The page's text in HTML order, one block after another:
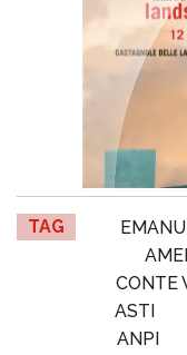
TAG
CONTE
ASTI
ANPI